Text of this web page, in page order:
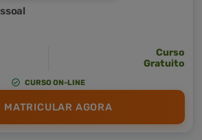
Curso
Gratuito
CURSO ON-LINE
MATRICULAR AGORA